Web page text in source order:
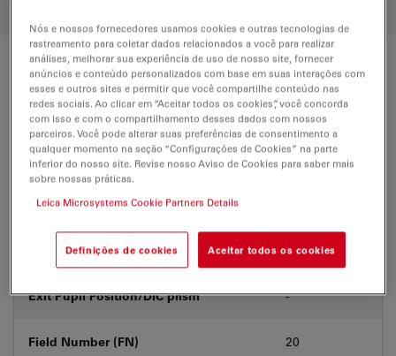
Technical Specs
Product Number 11506226
Correction Ring (CORR)
With &
without
Exit Pupil Position/DIC prism -
Field Number (FN) 20
Nós e nossos fornecedores usamos cookies e outras tecnologias de
rastreamento para coletar dados relacionados a você para realizar
análises, melhorar sua experiência de uso de nosso site, fornecer
anúncios e conteúdo personalizados com base em suas interações com
esses e outros sites e permitir que você compartilhe conteúdo nas
redes sociais. Ao clicar em “Aceitar todos os cookies”, você concorda
com isso e com o compartilhamento desses dados com nossos
parceiros. Você pode alterar suas preferências de consentimento a
qualquer momento na seção “Configurações de Cookies” na parte
inferior do nosso site. Revise nosso Aviso de Cookies para saber mais
sobre nossas práticas.
Leica Microsystems Cookie Partners Details
Definições de cookies Aceitar todos os cookies